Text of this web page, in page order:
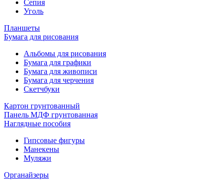
Сепия
Уголь
Планшеты
Бумага для рисования
Альбомы для рисования
Бумага для графики
Бумага для живописи
Бумага для черчения
Скетчбуки
Картон грунтованный
Панель МДФ грунтованная
Наглядные пособия
Гипсовые фигуры
Манекены
Муляжи
Органайзеры